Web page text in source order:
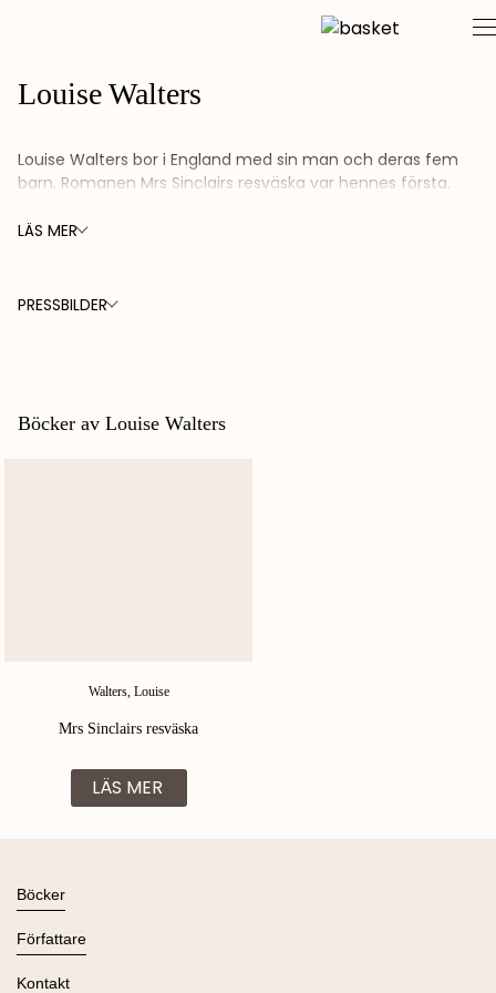
Louise Walters
Louise Walters bor i England med sin man och deras fem
barn. Romanen Mrs Sinclairs resväska var hennes första.
LÄS MER
PRESSBILDER
Böcker av Louise Walters
Walters, Louise
Mrs Sinclairs resväska
LÄS MER
Böcker
Alla böcker
Ljudböcker
Nyheter
Författare
Se alla
Kontakt